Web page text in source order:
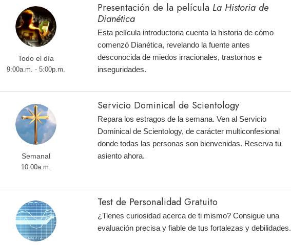
Todo el día
9:00a.m. - 5:00p.m.
Presentación de la película La Historia de
Dianética
Esta película introductoria cuenta la historia de cómo
comenzó Dianética, revelando la fuente antes
desconocida de miedos irracionales, trastornos e
inseguridades.
Semanal
10:00a.m.
Servicio Dominical de Scientology
Repara los estragos de la semana. Ven al Servicio
Dominical de Scientology, de carácter multiconfesional
donde todas las personas son bienvenidas. Reserva tu
asiento ahora.
Test de Personalidad Gratuito
¿Tienes curiosidad acerca de ti mismo? Consigue una
evaluación precisa y fiable de tus fortalezas y debilidades.